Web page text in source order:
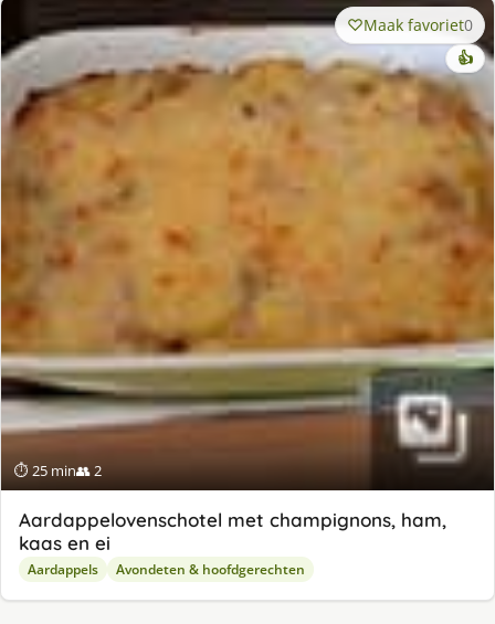
⏱ 25 min👥 2
Maak favoriet0
👍
Aardappelovenschotel met champignons, ham,
kaas en ei
Aardappels Avondeten & hoofdgerechten